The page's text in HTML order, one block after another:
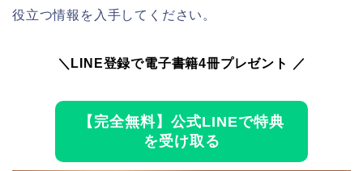
役立つ情報を入手してください。
＼LINE登録で電子書籍4冊プレゼント ／
【完全無料】公式LINEで特典
を受け取る